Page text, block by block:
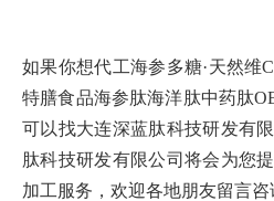
如果你想代工海参多糖·天然维
特膳食品海参肽海洋肽中药肽
可以找大连深蓝肽科技研发有
肽科技研发有限公司将会为您
加工服务，欢迎各地朋友留言咨